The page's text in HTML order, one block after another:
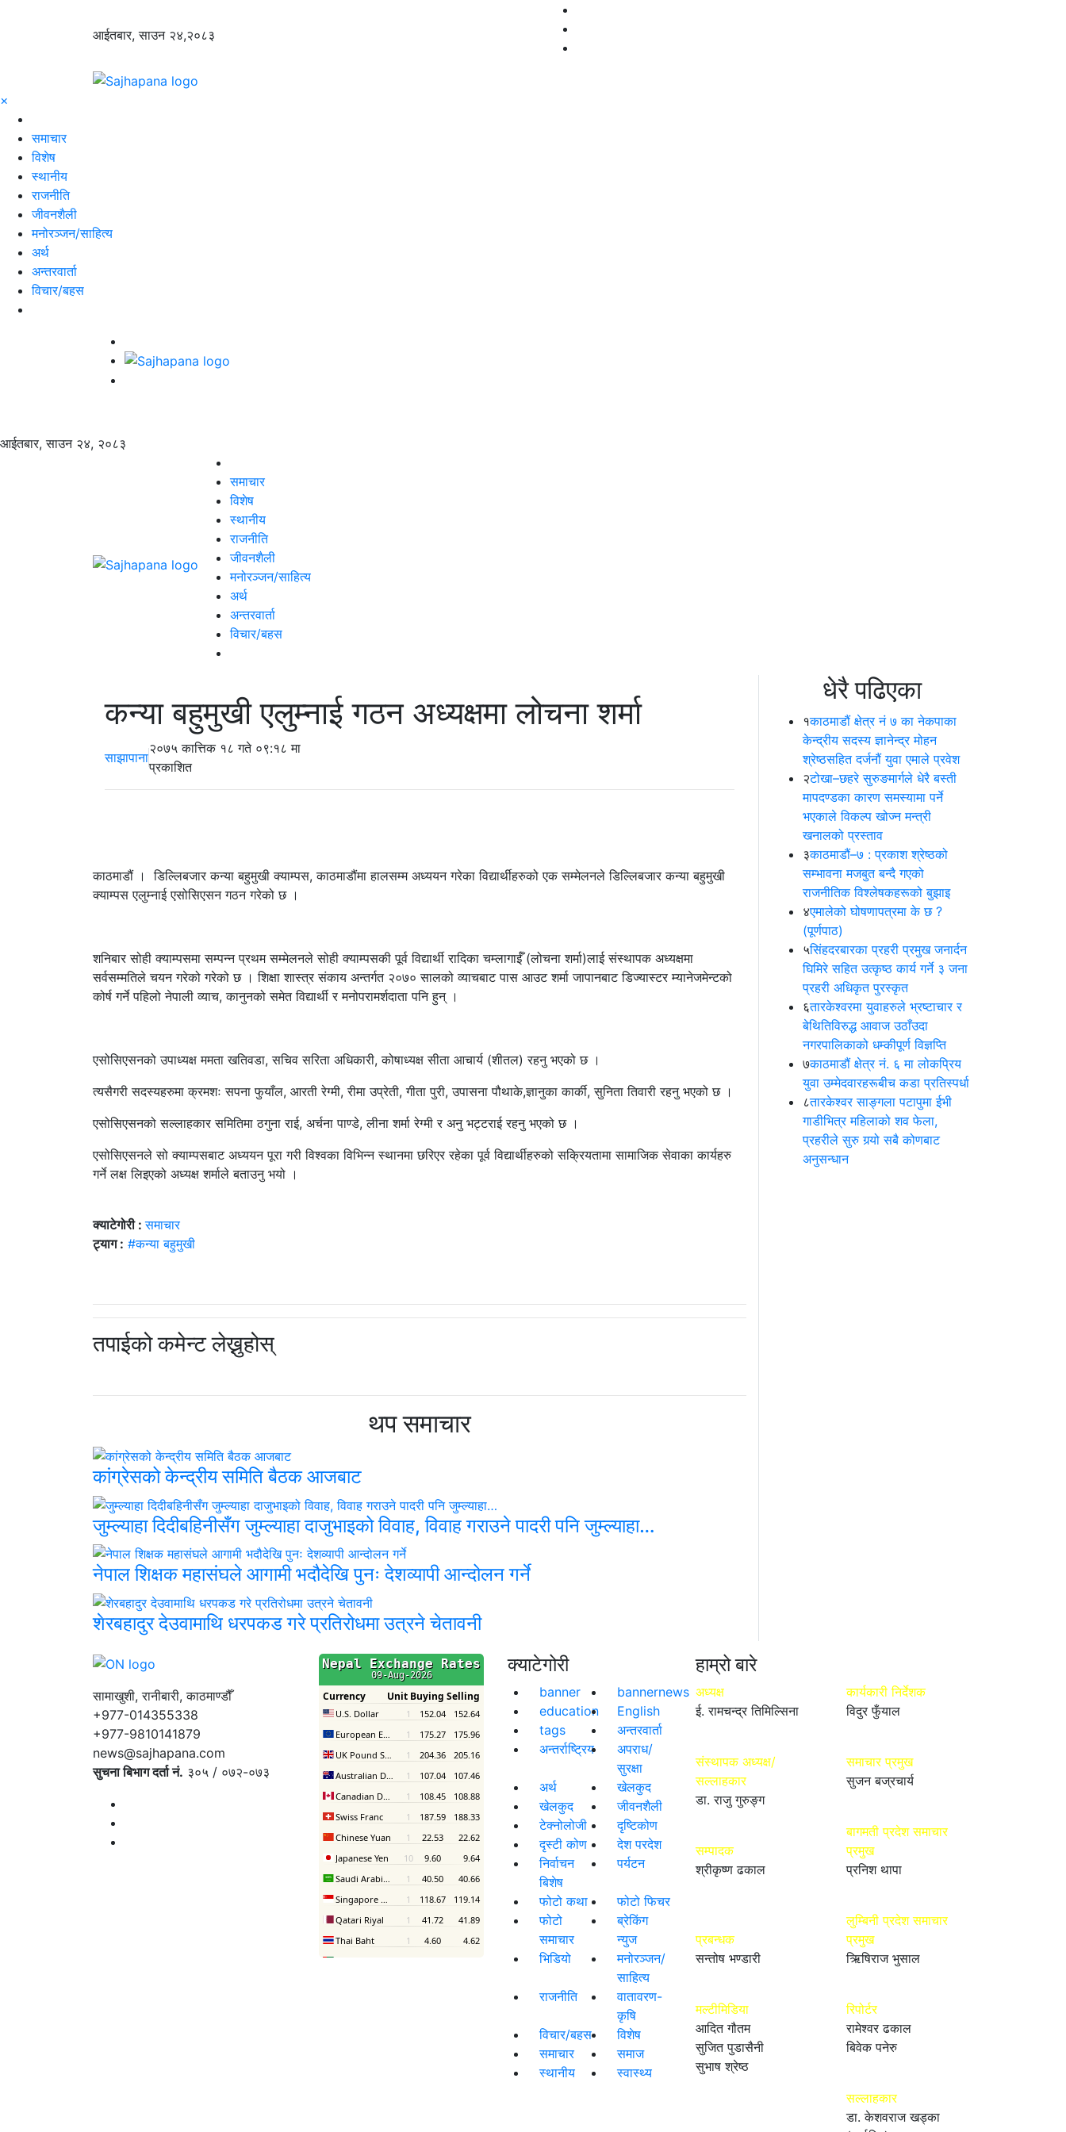
आईतबार, साउन २४,२०८३
×
समाचार
विशेष
स्थानीय
राजनीति
जीवनशैली
मनोरञ्जन/साहित्य
अर्थ
अन्तरवार्ता
विचार/बहस
आईतबार, साउन २४, २०८३
समाचार
विशेष
स्थानीय
राजनीति
जीवनशैली
मनोरञ्जन/साहित्य
अर्थ
अन्तरवार्ता
विचार/बहस
कन्या बहुमुखी एलुम्नाई गठन अध्यक्षमा लोचना शर्मा
साझापाना
२०७५ कात्तिक १८ गते ०९:१८ मा
प्रकाशित
काठमाडौं । डिल्लिबजार कन्या बहुमुखी क्याम्पस, काठमाडौंमा हालसम्म अध्ययन गरेका विद्यार्थीहरुको एक सम्मेलनले डिल्लिबजार कन्या बहुमुखी
क्याम्पस एलुम्नाई एसोसिएसन गठन गरेको छ ।
शनिबार सोही क्याम्पसमा सम्पन्न प्रथम सम्मेलनले सोही क्याम्पसकी पूर्व विद्यार्थी रादिका चम्लागाईँ (लोचना शर्मा)लाई संस्थापक अध्यक्षमा
सर्वसम्मतिले चयन गरेको गरेको छ । शिक्षा शास्त्र संकाय अन्तर्गत २०७० सालको व्याचबाट पास आउट शर्मा जापानबाट डिज्यास्टर म्यानेजमेन्टको
कोर्ष गर्ने पहिलो नेपाली व्याच, कानुनको समेत विद्यार्थी र मनोपरामर्शदाता पनि हुन् ।
एसोसिएसनको उपाध्यक्ष ममता खतिवडा, सचिव सरिता अधिकारी, कोषाध्यक्ष सीता आचार्य (शीतल) रहनु भएको छ ।
त्यसैगरी सदस्यहरुमा क्रमशः सपना फुयाँल, आरती रेग्मी, रीमा उप्रेती, गीता पुरी, उपासना पौथाके,ज्ञानुका कार्की, सुनिता तिवारी रहनु भएको छ ।
एसोसिएसनको सल्लाहकार समितिमा ठगुना राई, अर्चना पाण्डे, लीना शर्मा रेग्मी र अनु भट्टराई रहनु भएको छ ।
एसोसिएसनले सो क्याम्पसबाट अध्ययन पूरा गरी विश्वका विभिन्न स्थानमा छरिएर रहेका पूर्व विद्यार्थीहरुको सक्रियतामा सामाजिक सेवाका कार्यहरु
गर्ने लक्ष लिइएको अध्यक्ष शर्माले बताउनु भयो ।
क्याटेगोरी :समाचार
ट्याग : #कन्या बहुमुखी
तपाईको कमेन्ट लेख्नुहोस्
थप समाचार
कांग्रेसको केन्द्रीय समिति बैठक आजबाट
जुम्ल्याहा दिदीबहिनीसँग जुम्ल्याहा दाजुभाइको विवाह, विवाह गराउने पादरी पनि जुम्ल्याहा…
नेपाल शिक्षक महासंघले आगामी भदौदेखि पुनः देशव्यापी आन्दोलन गर्ने
शेरबहादुर देउवामाथि धरपकड गरे प्रतिरोधमा उत्रने चेतावनी
धेरै पढिएका
१काठमाडौं क्षेत्र नं ७ का नेकपाका
केन्द्रीय सदस्य ज्ञानेन्द्र मोहन
श्रेष्ठसहित दर्जनौं युवा एमाले प्रवेश
२टोखा–छहरे सुरुङमार्गले धेरै बस्ती
मापदण्डका कारण समस्यामा पर्ने
भएकाले विकल्प खोज्न मन्त्री
खनालको प्रस्ताव
३काठमाडौं–७ : प्रकाश श्रेष्ठको
सम्भावना मजबुत बन्दै गएको
राजनीतिक विश्लेषकहरूको बुझाइ
४एमालेको घोषणापत्रमा के छ ?
(पूर्णपाठ)
५सिंहदरबारका प्रहरी प्रमुख जनार्दन
घिमिरे सहित उत्कृष्ठ कार्य गर्ने ३ जना
प्रहरी अधिकृत पुरस्कृत
६तारकेश्वरमा युवाहरुले भ्रष्टाचार र
बेथितिविरुद्ध आवाज उठाँउदा
नगरपालिकाको धम्कीपूर्ण विज्ञप्ति
७काठमाडौं क्षेत्र नं. ६ मा लोकप्रिय
युवा उम्मेदवारहरूबीच कडा प्रतिस्पर्धा
८तारकेश्वर साङ्गला पटापुमा ईभी
गाडीभित्र महिलाको शव फेला,
प्रहरीले सुरु गर्‍यो सबै कोणबाट
अनुसन्धान
सामाखुशी, रानीबारी, काठमाण्डौँ
+977-014355338
+977-9810141879
news@sajhapana.com
सुचना बिभाग दर्ता नं. ३०५ / ०७२-०७३
क्याटेगोरी
banner
bannernews
education
English
tags
अन्तरवार्ता
अन्तर्राष्ट्रिय
अपराध/
सुरक्षा
अर्थ
खेलकुद
खेलकुद
जीवनशैली
टेक्नोलोजी
दृष्टिकोण
दृस्टी कोण
देश परदेश
निर्वाचन
बिशेष
पर्यटन
फोटो कथा
फोटो फिचर
फोटो
समाचार
ब्रेकिंग
न्युज
भिडियो
मनोरञ्जन/
साहित्य
राजनीति
वातावरण-
कृषि
विचार/बहस
विशेष
समाचार
समाज
स्थानीय
स्वास्थ्य
हाम्रो बारे
अध्यक्ष
ई. रामचन्द्र तिमिल्सिना
संस्थापक अध्यक्ष/
सल्लाहकार
डा. राजु गुरुङ्ग
सम्पादक
श्रीकृष्ण ढकाल
प्रबन्धक
सन्तोष भण्डारी
मल्टीमिडिया
आदित गौतम
सुजित पुडासैनी
सुभाष श्रेष्ठ
कार्यकारी निर्देशक
विदुर फुँयाल
समाचार प्रमुख
सुजन बज्रचार्य
बागमती प्रदेश समाचार
प्रमुख
प्रनिश थापा
लुम्बिनी प्रदेश समाचार
प्रमुख
ऋिषिराज भुसाल
रिपोर्टर
रामेश्वर ढकाल
बिवेक पनेरु
सल्लाहकार
डा. केशवराज खड्का